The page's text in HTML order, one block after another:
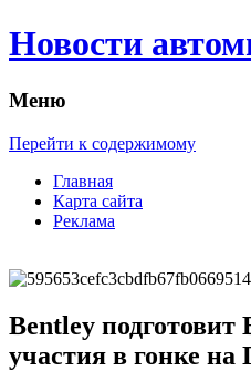
Новости
Меню
Перейти к содержимому
Главная
Карта сайта
Реклама
Bentley подготовит
участия в гонке